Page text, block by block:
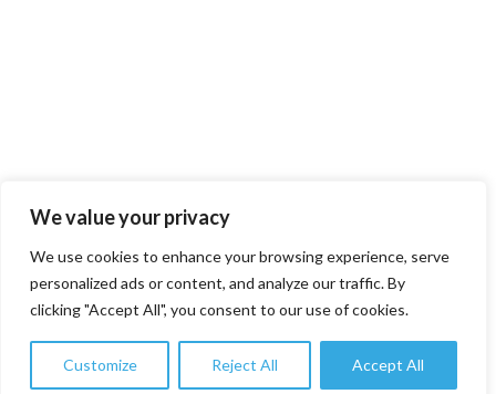
We value your privacy
We use cookies to enhance your browsing experience, serve
personalized ads or content, and analyze our traffic. By
clicking "Accept All", you consent to our use of cookies.
Customize Reject All Accept All
0